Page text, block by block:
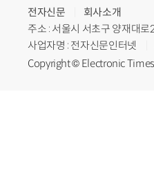
전자신문
회사소개
주소 : 서울시 서초구 양재대
사업자명 : 전자신문인터넷
Copyright © Electronic